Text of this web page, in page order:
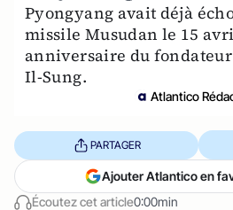
Pyongyang avait déjà
missile Musudan le 15
anniversaire du
Il-Sung.
Atlantico
Écoutez cet article0:00min
PARTAGER
Ajouter Atlantico en